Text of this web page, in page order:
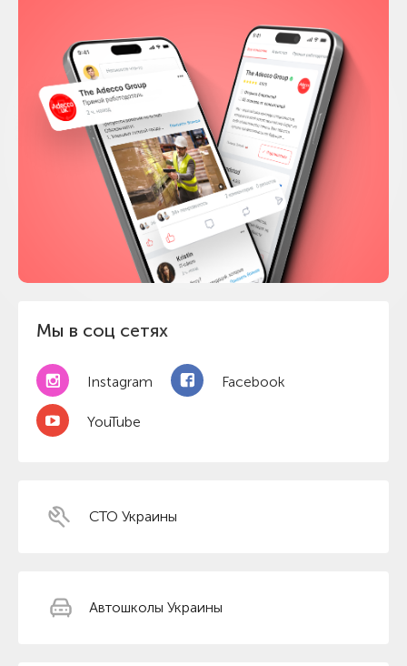
Мы в соц сетях
Instagram Facebook
YouTube
СТО Украины
Автошколы Украины